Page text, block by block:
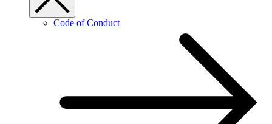
Code of Conduct